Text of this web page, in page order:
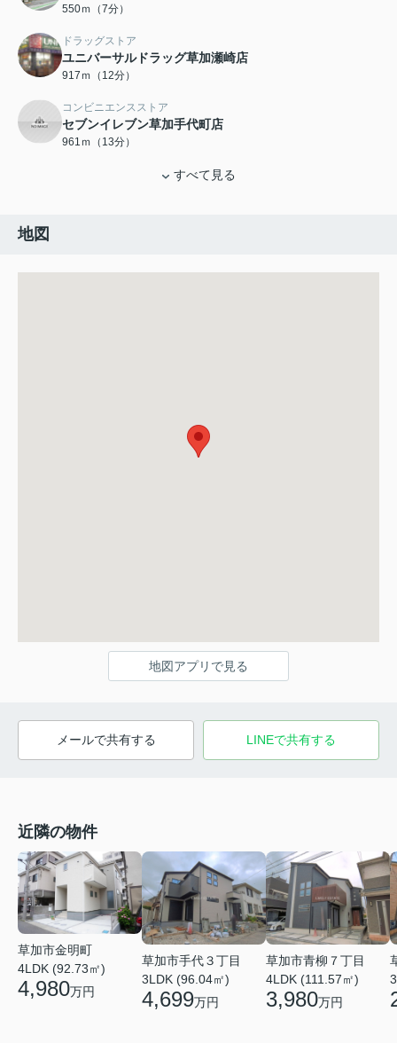
550ｍ（7分）
ドラッグストア
ユニバーサルドラッグ草加瀬崎店
917ｍ（12分）
コンビニエンスストア
セブンイレブン草加手代町店
961ｍ（13分）
すべて見る
地図
地図アプリで見る
メールで共有する LINEで共有する
近隣の物件
草加市金明町
4LDK (92.73㎡)
4,980万円
草加市手代３丁目
3LDK (96.04㎡)
4,699万円
草加市青柳７丁目
4LDK (111.57㎡)
3,980万円